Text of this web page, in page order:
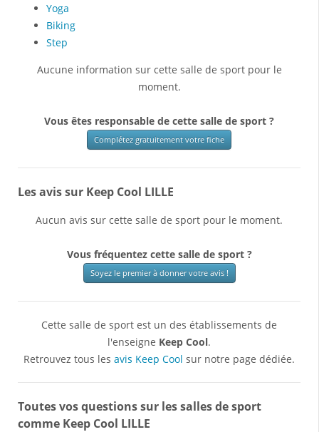
Yoga
Biking
Step
Aucune information sur cette salle de sport pour le
moment.
Vous êtes responsable de cette salle de sport ?
Complétez gratuitement votre fiche
Les avis sur Keep Cool LILLE
Aucun avis sur cette salle de sport pour le moment.
Vous fréquentez cette salle de sport ?
Soyez le premier à donner votre avis !
Cette salle de sport est un des établissements de
l'enseigne Keep Cool.
Retrouvez tous les avis Keep Cool sur notre page dédiée.
Toutes vos questions sur les salles de sport
comme Keep Cool LILLE